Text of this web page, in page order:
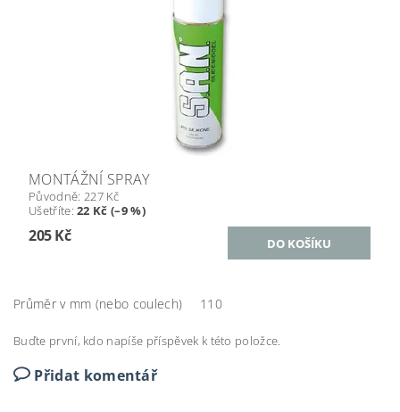
MONTÁŽNÍ SPRAY
Původně: 227 Kč
Ušetříte:22 Kč (–9 %)
205 Kč
Průměr v mm (nebo coulech) 110
Buďte první, kdo napíše příspěvek k této položce.
Přidat komentář